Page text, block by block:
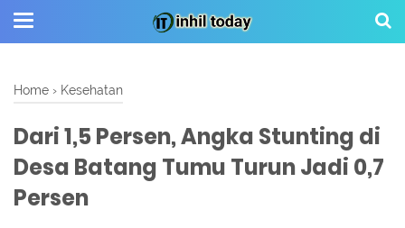
Home › Kesehatan
Dari 1,5 Persen, Angka Stunting di
Desa Batang Tumu Turun Jadi 0,7
Persen